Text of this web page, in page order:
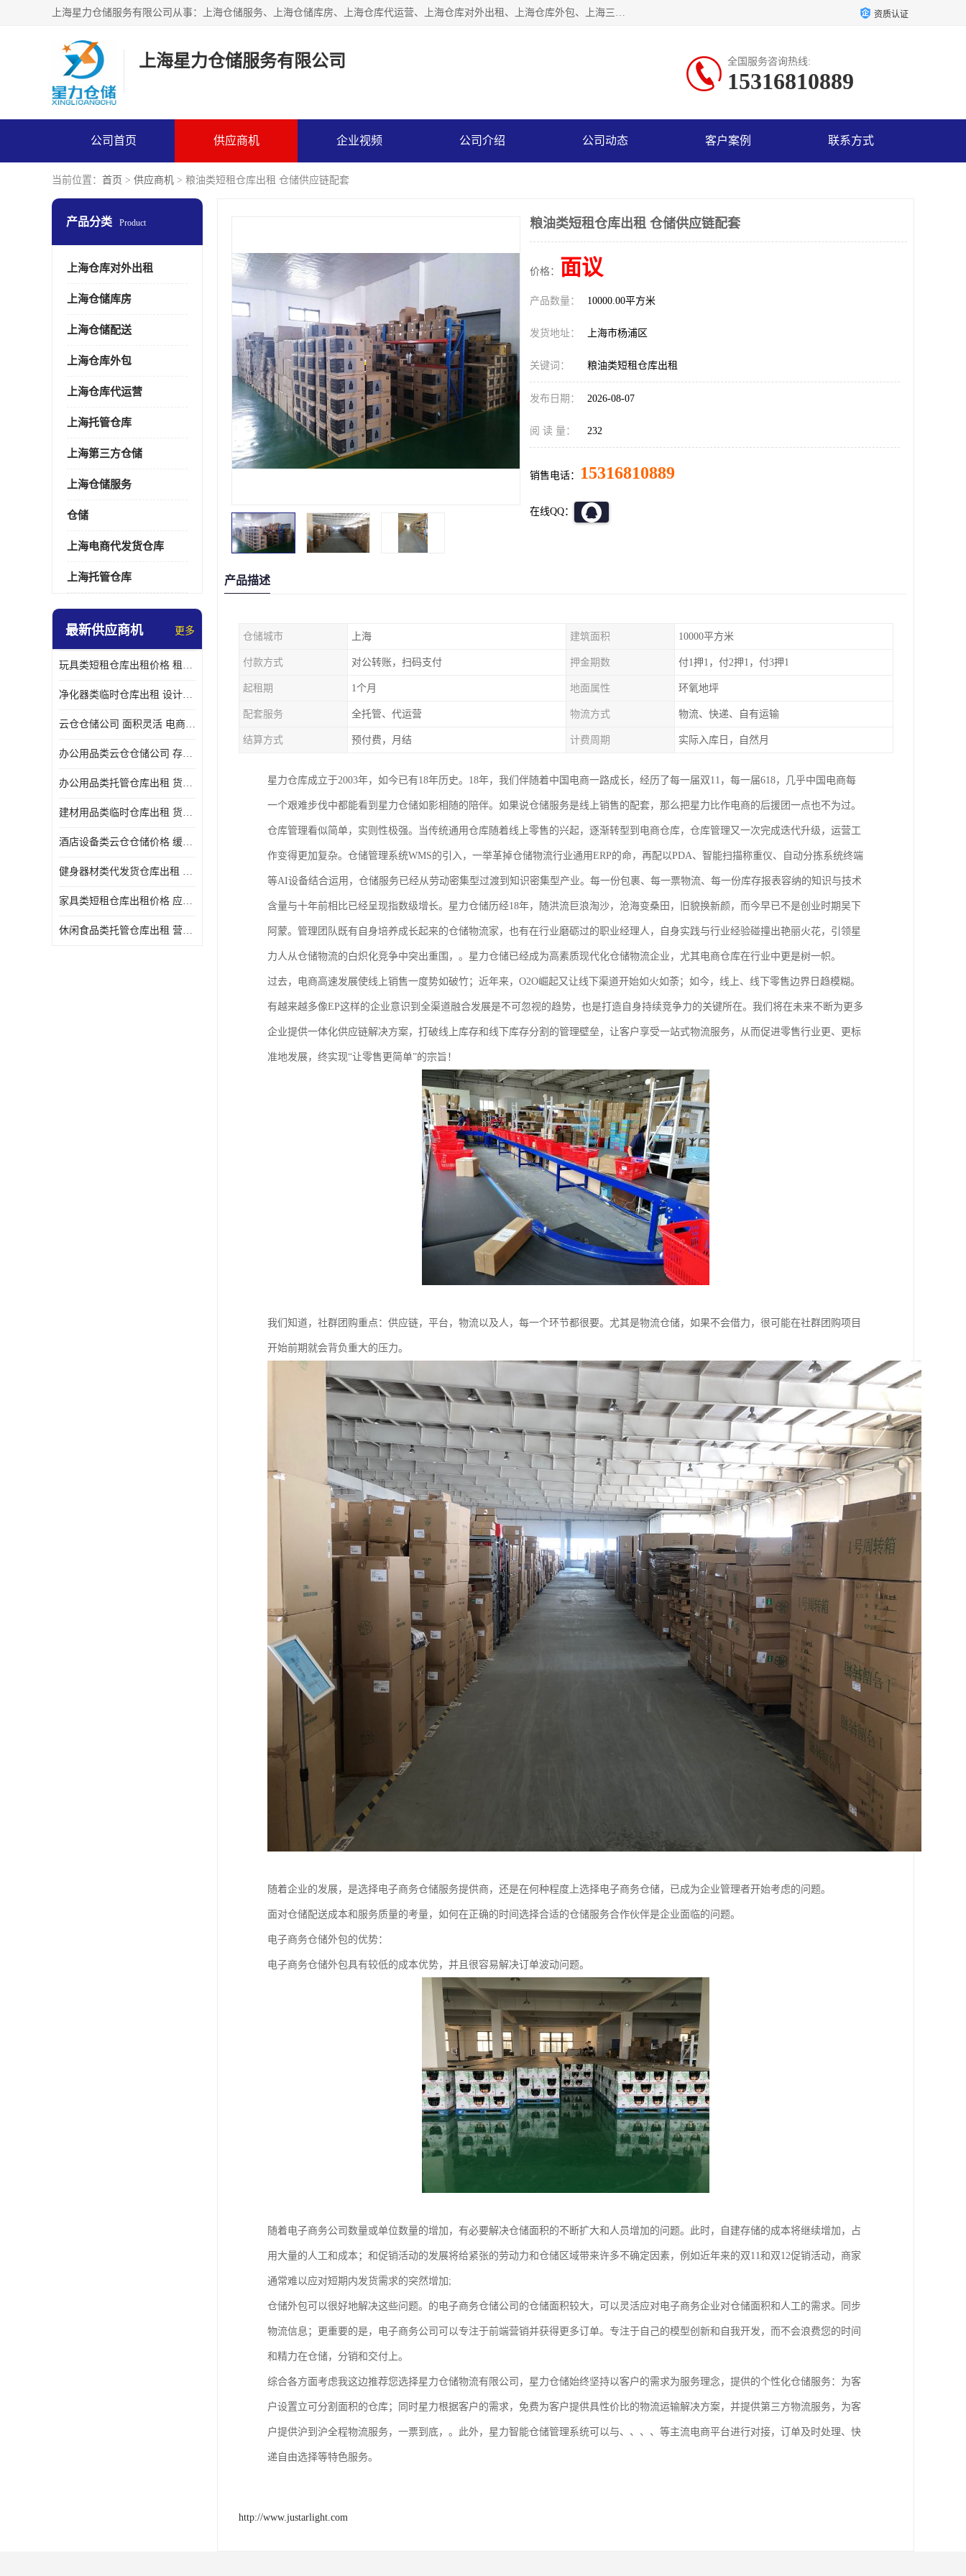
上海星力仓储服务有限公司从事：上海仓储服务、上海仓储库房、上海仓库代运营、上海仓库对外出租、上海仓库外包、上海三方仓储、上海电商仓储代发、上海电商代发货仓库、上海托管仓库、上海仓储配送。上海星力仓储服务有限公司现在拥有100个分仓、10万余平方的标准库房，精炼员工几百名，与几千家客户合作，公司已跻身上海仓储行业前列。欢迎来电咨询！ 资质认证
上海星力仓储服务有限公司 全国服务咨询热线:
15316810889
公司首页 供应商机 企业视频 公司介绍 公司动态 客户案例 联系方式
当前位置： 首页 > 供应商机 > 粮油类短租仓库出租 仓储供应链配套
产品分类 Product
上海仓库对外出租
上海仓储库房
上海仓储配送
上海仓库外包
上海仓库代运营
上海托管仓库
上海第三方仓储
上海仓储服务
仓储
上海电商代发货仓库
上海托管仓库
最新供应商机 更多
玩具类短租仓库出租价格 租期灵活 智能电商配套
净化器类临时仓库出租 设计简单 电商仓储物流战略合作
云仓仓储公司 面积灵活 电商仓储物流战略合作
办公用品类云仓仓储公司 存货周转很快 电商仓储物流战略整合
办公用品类托管仓库出租 货物装卸方便 电商仓储物流战略合作
建材用品类临时仓库出租 货物装卸方便 仓储供应链配套
酒店设备类云仓仓储价格 缓解企业储存压力 智能电商配套
健身器材类代发货仓库出租 租期灵活 新媒体平台配套
家具类短租仓库出租价格 应用广泛 智能电商配套
休闲食品类托管仓库出租 营造良好环境氛围 垂直电商配套
粮油类短租仓库出租 仓储供应链配套
价格： 面议
产品数量： 10000.00平方米
发货地址： 上海市杨浦区
关键词： 粮油类短租仓库出租
发布日期： 2026-08-07
阅 读 量： 232
销售电话： 15316810889
在线QQ：
产品描述
仓储城市 上海 建筑面积 10000平方米
付款方式 对公转账，扫码支付 押金期数 付1押1，付2押1，付3押1
起租期 1个月 地面属性 环氧地坪
配套服务 全托管、代运营 物流方式 物流、快递、自有运输
结算方式 预付费，月结 计费周期 实际入库日，自然月
星力仓库成立于2003年，如今已有18年历史。18年，我们伴随着中国电商一路成长，经历了每一届双11，每一届618，几乎中国电商每
一个艰难步伐中都能看到星力仓储如影相随的陪伴。如果说仓储服务是线上销售的配套，那么把星力比作电商的后援团一点也不为过。
仓库管理看似简单，实则性极强。当传统通用仓库随着线上零售的兴起，逐渐转型到电商仓库，仓库管理又一次完成迭代升级，运营工
作变得更加复杂。仓储管理系统WMS的引入，一举革掉仓储物流行业通用ERP的命，再配以PDA、智能扫描称重仪、自动分拣系统终端
等AI设备结合运用，仓储服务已经从劳动密集型过渡到知识密集型产业。每一份包裹、每一票物流、每一份库存报表容纳的知识与技术
含量与十年前相比已经呈现指数级增长。星力仓储历经18年，随洪流巨浪淘沙，沧海变桑田，旧貌换新颜，而今早已不是创业时期吴下
阿蒙。管理团队既有自身培养成长起来的仓储物流家，也有在行业磨砺过的职业经理人，自身实践与行业经验碰撞出艳丽火花，引领星
力人从仓储物流的白炽化竞争中突出重围，。星力仓储已经成为高素质现代化仓储物流企业，尤其电商仓库在行业中更是树一帜。
过去，电商高速发展使线上销售一度势如破竹；近年来，O2O崛起又让线下渠道开始如火如荼；如今，线上、线下零售边界日趋模糊。
有越来越多像EP这样的企业意识到全渠道融合发展是不可忽视的趋势，也是打造自身持续竞争力的关键所在。我们将在未来不断为更多
企业提供一体化供应链解决方案，打破线上库存和线下库存分割的管理壁垒，让客户享受一站式物流服务，从而促进零售行业更、更标
准地发展，终实现“让零售更简单”的宗旨！
我们知道，社群团购重点：供应链，平台，物流以及人，每一个环节都很要。尤其是物流仓储，如果不会借力，很可能在社群团购项目
开始前期就会背负重大的压力。
随着企业的发展，是选择电子商务仓储服务提供商，还是在何种程度上选择电子商务仓储，已成为企业管理者开始考虑的问题。
面对仓储配送成本和服务质量的考量，如何在正确的时间选择合适的仓储服务合作伙伴是企业面临的问题。
电子商务仓储外包的优势：
电子商务仓储外包具有较低的成本优势，并且很容易解决订单波动问题。
随着电子商务公司数量或单位数量的增加，有必要解决仓储面积的不断扩大和人员增加的问题。此时，自建存储的成本将继续增加，占
用大量的人工和成本；和促销活动的发展将给紧张的劳动力和仓储区域带来许多不确定因素，例如近年来的双11和双12促销活动，商家
通常难以应对短期内发货需求的突然增加;
仓储外包可以很好地解决这些问题。的电子商务仓储公司的仓储面积较大，可以灵活应对电子商务企业对仓储面积和人工的需求。同步
物流信息；更重要的是，电子商务公司可以专注于前端营销并获得更多订单。专注于自己的模型创新和自我开发，而不会浪费您的时间
和精力在仓储，分销和交付上。
综合各方面考虑我这边推荐您选择星力仓储物流有限公司，星力仓储始终坚持以客户的需求为服务理念，提供的个性化仓储服务：为客
户设置立可分割面积的仓库；同时星力根据客户的需求，免费为客户提供具性价比的物流运输解决方案，并提供第三方物流服务，为客
户提供沪到沪全程物流服务，一票到底，。此外，星力智能仓储管理系统可以与、、、、等主流电商平台进行对接，订单及时处理、快
递自由选择等特色服务。
http://www.justarlight.com